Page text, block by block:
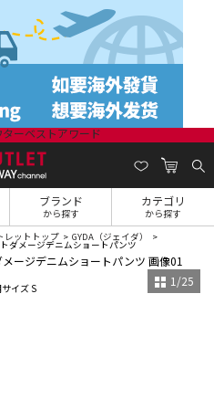
ブランド
から探す
カテゴリ
から探す
レットトップ GYDA（ジェイダ）
ダメージデニムショートパンツ
イズ S 1 /25